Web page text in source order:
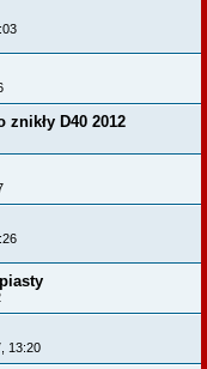
znikły D40 2012
13:20